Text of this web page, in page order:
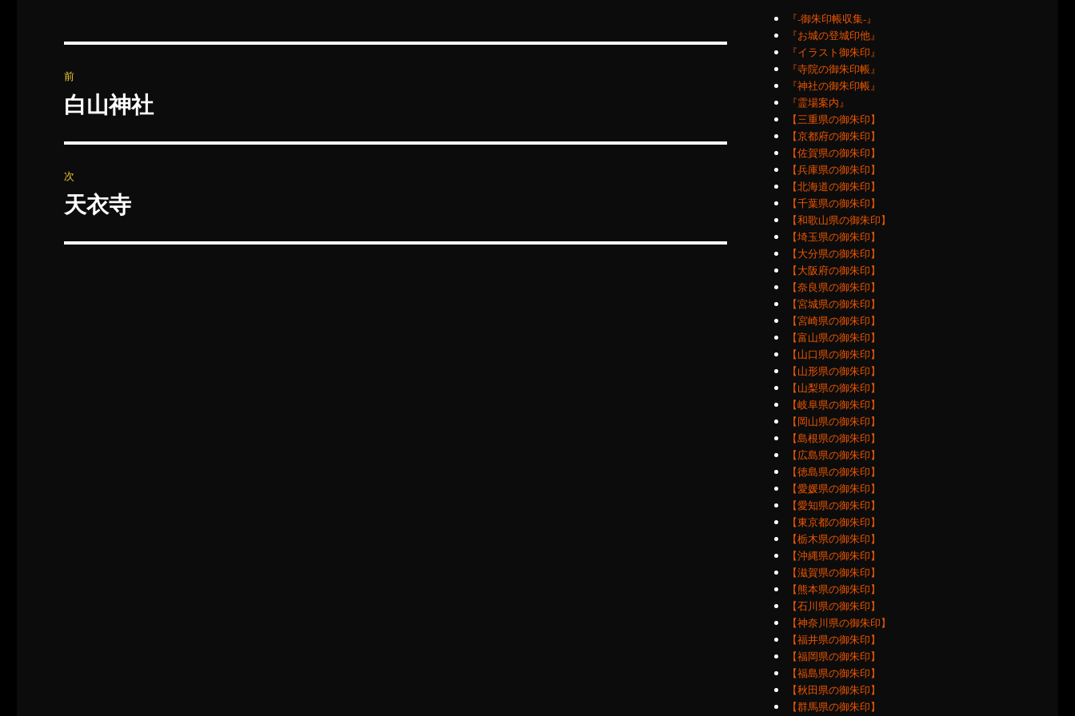
稿
ゲ
前
前
投
稿:
白山神社
次
次
投
天衣寺
『‐御朱印帳収集‐』
『お城の登城印他』
『イラスト御朱印』
『寺院の御朱印帳』
『神社の御朱印帳』
『霊場案内』
【三重県の御朱印】
【京都府の御朱印】
【佐賀県の御朱印】
【兵庫県の御朱印】
【北海道の御朱印】
【千葉県の御朱印】
【和歌山県の御朱印】
【埼玉県の御朱印】
【大分県の御朱印】
【大阪府の御朱印】
【奈良県の御朱印】
【宮城県の御朱印】
【宮崎県の御朱印】
【富山県の御朱印】
【山口県の御朱印】
【山形県の御朱印】
【山梨県の御朱印】
【岐阜県の御朱印】
【岡山県の御朱印】
【島根県の御朱印】
【広島県の御朱印】
【徳島県の御朱印】
【愛媛県の御朱印】
【愛知県の御朱印】
【東京都の御朱印】
【栃木県の御朱印】
【沖縄県の御朱印】
【滋賀県の御朱印】
【熊本県の御朱印】
【石川県の御朱印】
【神奈川県の御朱印】
【福井県の御朱印】
【福岡県の御朱印】
【福島県の御朱印】
【秋田県の御朱印】
【群馬県の御朱印】